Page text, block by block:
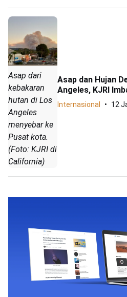
Asap dari
kebakaran
hutan di Los
Angeles
menyebar ke
Pusat kota.
(Foto: KJRI di
California)
Asap dan Hujan
Angeles, KJRI
Internasional 12